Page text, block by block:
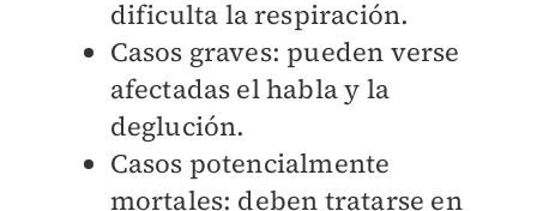
dificulta la respiración.
Casos graves: pueden verse
afectadas el habla y la
deglución.
Casos potencialmente
mortales: deben tratarse en